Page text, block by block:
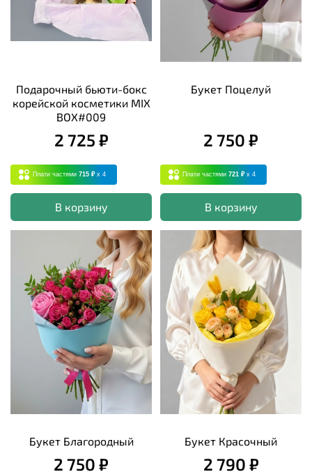
Подарочный бьюти-бокс
корейской косметики MIX
BOX#009
2 725 ₽
Плати частями 715 ₽ x 4
В корзину
Букет Поцелуй
2 750 ₽
Плати частями 721 ₽ x 4
В корзину
Букет Благородный
2 750 ₽
Букет Красочный
2 790 ₽